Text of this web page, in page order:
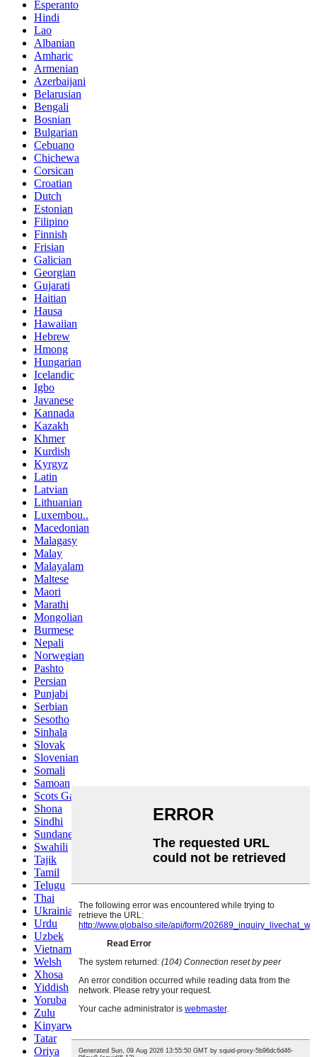
Esperanto
Hindi
Lao
Albanian
Amharic
Armenian
Azerbaijani
Belarusian
Bengali
Bosnian
Bulgarian
Cebuano
Chichewa
Corsican
Croatian
Dutch
Estonian
Filipino
Finnish
Frisian
Galician
Georgian
Gujarati
Haitian
Hausa
Hawaiian
Hebrew
Hmong
Hungarian
Icelandic
Igbo
Javanese
Kannada
Kazakh
Khmer
Kurdish
Kyrgyz
Latin
Latvian
Lithuanian
Luxembou..
Macedonian
Malagasy
Malay
Malayalam
Maltese
Maori
Marathi
Mongolian
Burmese
Nepali
Norwegian
Pashto
Persian
Punjabi
Serbian
Sesotho
Sinhala
Slovak
Slovenian
Somali
Samoan
Scots Gaelic
Shona
Sindhi
Sundanese
Swahili
Tajik
Tamil
Telugu
Thai
Ukrainian
Urdu
Uzbek
Vietnamese
Welsh
Xhosa
Yiddish
Yoruba
Zulu
Kinyarwanda
Tatar
Oriya